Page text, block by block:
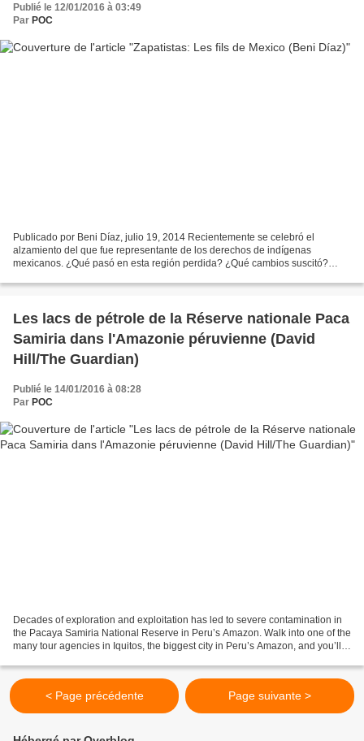
Publié le 12/01/2016 à 03:49
Par POC
Publicado por Beni Díaz, julio 19, 2014 Recientemente se celebró el
alzamiento del que fue representante de los derechos de indígenas
mexicanos. ¿Qué pasó en esta región perdida? ¿Qué cambios suscitó?
Les lacs de pétrole de la Réserve nationale Paca
Samiria dans l'Amazonie péruvienne (David
Hill/The Guardian)
Publié le 14/01/2016 à 08:28
Par POC
Decades of exploration and exploitation has led to severe contamination in
the Pacaya Samiria National Reserve in Peru’s Amazon. Walk into one of the
many tour agencies in Iquitos, the biggest city in Peru’s Amazon, and you’ll
< Page précédente Page suivante >